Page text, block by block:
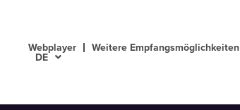
Webplayer Weitere Empfangsmöglichkeiten
DE